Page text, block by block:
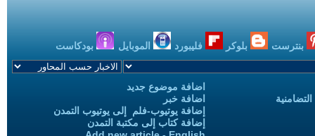
بنترست بلوكر فليبورد الموبايل بودكاست
اضافة موضوع جديد
اضافة خبر
إضافة يوتيوب-فلم إلى يوتيوب التمدن
إضافة كتاب إلى مكتبة التمدن